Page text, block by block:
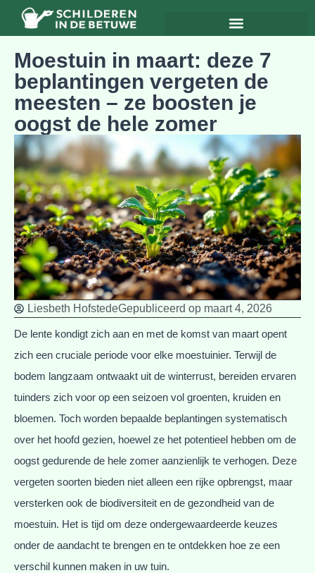
Moestuin in maart: deze 7
beplantingen vergeten de
meesten – ze boosten je
oogst de hele zomer
Liesbeth HofstedeGepubliceerd op maart 4, 2026
De lente kondigt zich aan en met de komst van maart opent
zich een cruciale periode voor elke moestuinier. Terwijl de
bodem langzaam ontwaakt uit de winterrust, bereiden ervaren
tuinders zich voor op een seizoen vol groenten, kruiden en
bloemen. Toch worden bepaalde beplantingen systematisch
over het hoofd gezien, hoewel ze het potentieel hebben om de
oogst gedurende de hele zomer aanzienlijk te verhogen. Deze
vergeten soorten bieden niet alleen een rijke opbrengst, maar
versterken ook de biodiversiteit en de gezondheid van de
moestuin. Het is tijd om deze ondergewaardeerde keuzes
onder de aandacht te brengen en te ontdekken hoe ze een
verschil kunnen maken in uw tuin.